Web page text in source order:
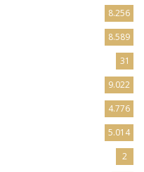
8.256
8.589
31
9.022
4.776
5.014
2